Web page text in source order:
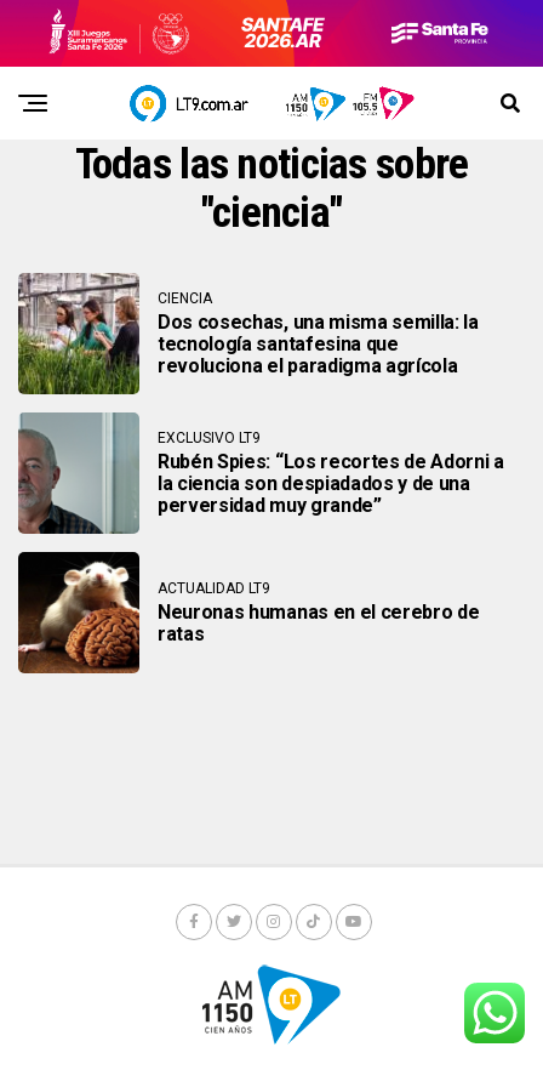
Todas las noticias sobre
"ciencia"
CIENCIA
Dos cosechas, una misma semilla: la
tecnología santafesina que
revoluciona el paradigma agrícola
EXCLUSIVO LT9
Rubén Spies: “Los recortes de Adorni a
la ciencia son despiadados y de una
perversidad muy grande”
ACTUALIDAD LT9
Neuronas humanas en el cerebro de
ratas